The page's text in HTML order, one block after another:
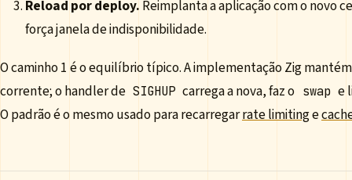
Reload por deploy. Reimplanta a aplicação com o novo
força janela de indisponibilidade.
O caminho 1 é o equilíbrio típico. A implementação Zig
corrente; o handler de SIGHUP carrega a nova, faz o swap e
O padrão é o mesmo usado para recarregarrate limitinge